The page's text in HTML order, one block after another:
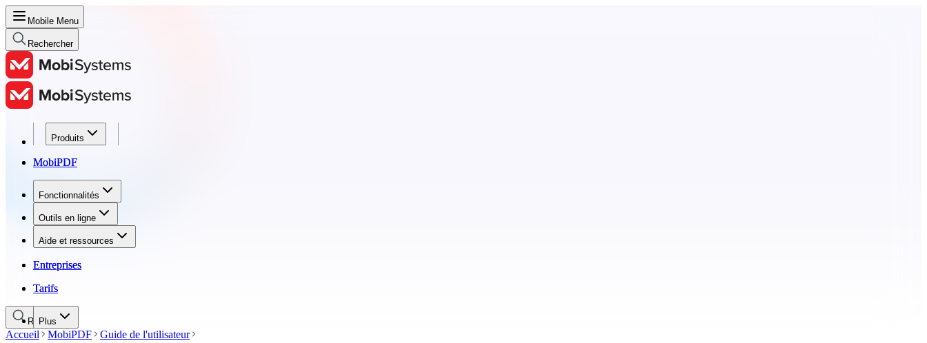
Mobile Menu
Rechercher
Produits
MobiPDF
Fonctionnalités
Outils en ligne
Aide et ressources
Entreprises
Tarifs
Plus
Produits
MobiPDF
Fonctionnalités
Outils en ligne
Aide et ressources
Entreprises
Tarifs
Rechercher
Accueil MobiPDF
Guide de l'utilisateur